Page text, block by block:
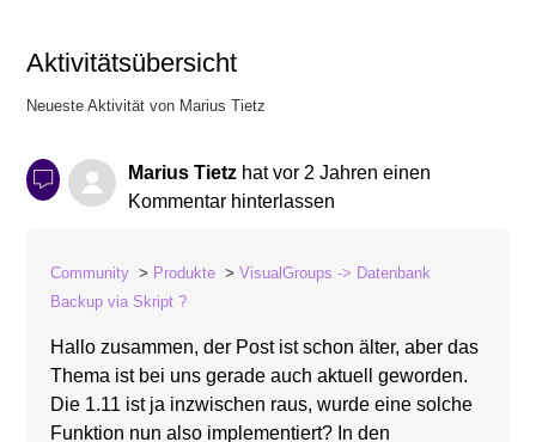
Aktivitätsübersicht
Neueste Aktivität von Marius Tietz
Marius Tietz hatvor 2 Jahren einen
Kommentar hinterlassen
Community Produkte
VisualGroups -> Datenbank
Backup via Skript ?
Hallo zusammen, der Post ist schon älter, aber das
Thema ist bei uns gerade auch aktuell geworden.
Die 1.11 ist ja inzwischen raus, wurde eine solche
Funktion nun also implementiert? In den